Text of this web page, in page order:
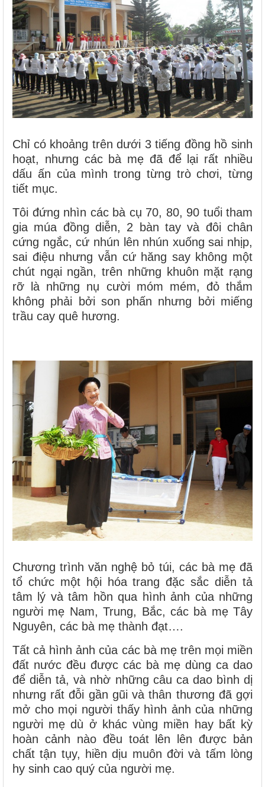
Chỉ có khoảng trên dưới 3 tiếng đồng hồ sinh
hoạt, nhưng các bà mẹ đã để lại rất nhiều
dấu ấn của mình trong từng trò chơi, từng
tiết mục.
Tôi đứng nhìn các bà cụ 70, 80, 90 tuổi tham
gia múa đồng diễn, 2 bàn tay và đôi chân
cứng ngắc, cứ nhún lên nhún xuống sai nhịp,
sai điệu nhưng vẫn cứ hăng say không một
chút ngại ngần, trên những khuôn mặt rạng
rỡ là những nụ cười móm mém, đỏ thắm
không phải bởi son phấn nhưng bởi miếng
trầu cay quê hương.
Chương trình văn nghệ bỏ túi, các bà mẹ đã
tổ chức một hội hóa trang đặc sắc diễn tả
tâm lý và tâm hồn qua hình ảnh của những
người mẹ Nam, Trung, Bắc, các bà mẹ Tây
Nguyên, các bà mẹ thành đạt….
Tất cả hình ảnh của các bà mẹ trên mọi miền
đất nước đều được các bà mẹ dùng ca dao
để diễn tả, và nhờ những câu ca dao bình dị
nhưng rất đỗi gần gũi và thân thương đã gợi
mở cho mọi người thấy hình ảnh của những
người mẹ dù ở khác vùng miền hay bất kỳ
hoàn cảnh nào đều toát lên lên được bản
chất tận tụy, hiền dịu muôn đời và tấm lòng
hy sinh cao quý của người mẹ.